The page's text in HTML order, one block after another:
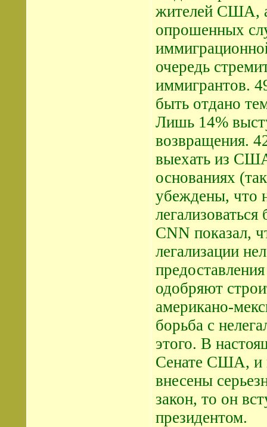
жителей США, а
опрошенных
очередь
иммигрантов.
быть отдано
Лишь 14%
возвращения.
выехать из
основаниях
убеждены, что
CNN показал,
легализации
одобряют
американо-
борьба с
этого. В
Сенате США, и
внесены
закон, то он
президентом.